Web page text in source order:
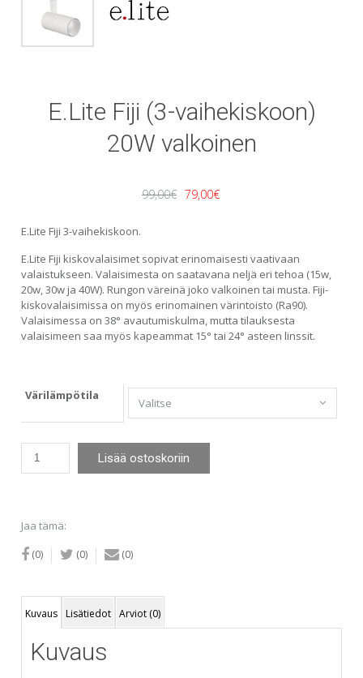
E.Lite Fiji (3-vaihekiskoon)
20W valkoinen
99,00€ Alkuperäinen
oli:
99,00€.
79,00€
on:
79,00€.
E.Lite Fiji 3-vaihekiskoon.
E.Lite Fiji kiskovalaisimet sopivat erinomaisesti vaativaan
valaistukseen. Valaisimesta on saatavana neljä eri tehoa (15w,
20w, 30w ja 40W). Rungon väreinä joko valkoinen tai musta. Fiji-
kiskovalaisimissa on myös erinomainen värintoisto (Ra90).
Valaisimessa on 38° avautumiskulma, mutta tilauksesta
valaisimeen saa myös kapeammat 15° tai 24° asteen linssit.
Värilämpötila
Fiji
valkoinen
Lisää ostoskoriin
Jaa tämä:
(0) (0) (0)
Kuvaus Lisätiedot Arviot (0)
Kuvaus